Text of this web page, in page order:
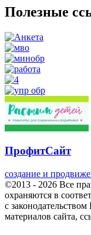
Полезные
ПрофитСайт
создание и
©2013 - 2026 Все
охраняются в
с
материалов сайта,